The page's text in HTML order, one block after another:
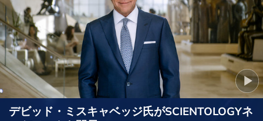
デビッド・ミスキャベッジ氏がSCIENTOLOGYネ